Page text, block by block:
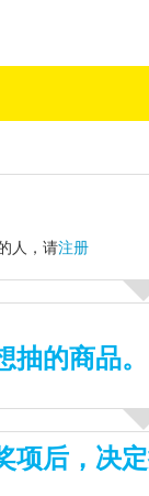
人，请注册
抽的商品。
项后，决定